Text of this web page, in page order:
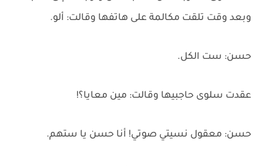
وبعد وقت تلقت مكالمة على هاتفها وقالت: ألو.
حسن: ست الكل.
عقدت سلوى حاجبيها وقالت: مين معايا؟!
حسن: معقول نسيتي صوتي! أنا حسن يا ستهم.